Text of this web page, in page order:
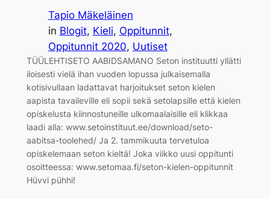
Tapio Mäkeläinen
in Blogit, Kieli, Oppitunnit
Oppitunnit 2020, Uutiset
TÜÜLEHTISETO AABIDSAMANO Seton instituutti yllätti
iloisesti vielä ihan vuoden lopussa julkaisemalla
kotisivullaan ladattavat harjoitukset seton kielen
aapista tavaileville eli sopii sekä setolapsille että kielen
opiskelusta kiinnostuneille ulkomaalaisille eli klikkaa
laadi alla: www.setoinstituut.ee/download/seto-
aabitsa-toolehed/ Ja 2. tammikuuta tervetuloa
opiskelemaan seton kieltä! Joka viikko uusi oppitunti
osoitteessa: www.setomaa.fi/seton-kielen-oppitunnit
Hüvvi pühhi!